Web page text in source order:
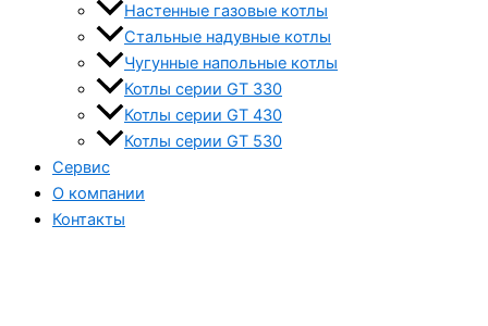
Настенные газовые котлы
Стальные надувные котлы
Чугунные напольные котлы
Котлы серии GT 330
Котлы серии GT 430
Котлы серии GT 530
Сервис
О компании
Контакты